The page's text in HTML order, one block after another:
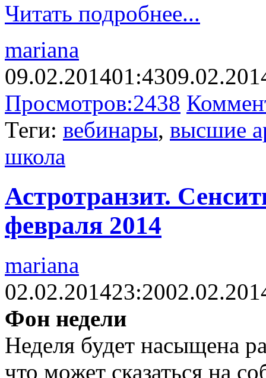
Читать подробнее...
mariana
09.02.201401:43
Просмотров:2438
Теги: вебинары, высшие
школа
Астротранзит.
февраля 2014
mariana
02.02.201423:20
Фон недели
Неделя будет насыщена
что может сказаться на